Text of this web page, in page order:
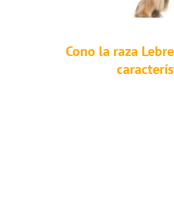
Cono la raza